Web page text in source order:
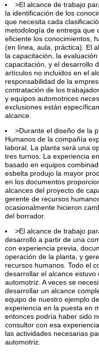
>El alcance de trabajo
la identificación de los
que necesita cada
metodología de entrega que
eficiente los conocimientos,
(en línea, aula, práctica). El
la capacitación, la
capacitación, y el desarrollo
artículos no incluidos en el
responsabilidad de la
contratación de los
y equipos automotrices
exclusiones están
alcance.
>Durante el diseño de la
Humanos de la compañía
laboral. La planta será una
tres turnos. La experiencia
basado en equipos
esbelta produjo la mayor
en los documentos
alcances del proyecto de
gerente de recursos
ocasionalmente hicieron
del borrador.
>El alcance de trabajo
desarrolló a partir de una
con experiencia previa,
operación de la planta, y
recursos humanos. Todo el
desarrollar el alcance
automotriz. A veces se
desarrollar un alcance
equipo de nuestro ejemplo
experiencia en la puesta en
entonces podría haber sido
consultor con esa
las actividades necesarias
automotriz.